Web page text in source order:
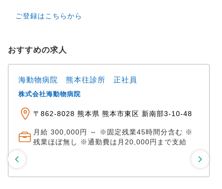
ご登録はこちらから
おすすめの求人
海動物病院 熊本往診所 正社員
株式会社海動物病院
〒862-8028 熊本県 熊本市東区 新南部3‐10‐48
月給 300,000円 ～ ※固定残業45時間分含む ※
残業ほぼ無し ※通勤費は月20,000円まで支給